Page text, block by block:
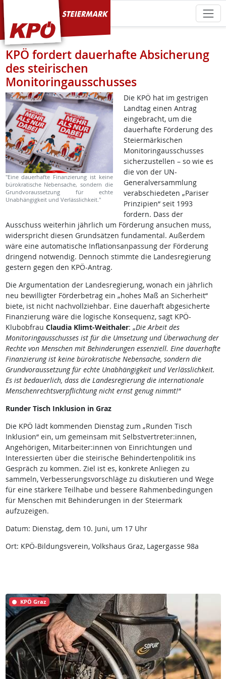
KPÖ Steiermark
KPÖ fordert dauerhafte Absicherung
des steirischen
Monitoringausschusses
"Eine dauerhafte Finanzierung ist keine
bürokratische Nebensache, sondern die
Grundvoraussetzung für echte
Unabhängigkeit und Verlässlichkeit."
Die KPÖ hat im gestrigen
Landtag einen Antrag
eingebracht, um die
dauerhafte Förderung des
Steiermärkischen
Monitoringausschusses
sicherzustellen – so wie es
die von der UN-
Generalversammlung
verabschiedeten „Pariser
Prinzipien“ seit 1993
fordern. Dass der
Ausschuss weiterhin jährlich um Förderung ansuchen muss,
widerspricht diesen Grundsätzen fundamental. Außerdem
wäre eine automatische Inflationsanpassung der Förderung
dringend notwendig. Dennoch stimmte die Landesregierung
gestern gegen den KPÖ-Antrag.
Die Argumentation der Landesregierung, wonach ein jährlich
neu bewilligter Förderbetrag ein „hohes Maß an Sicherheit“
biete, ist nicht nachvollziehbar. Eine dauerhaft abgesicherte
Finanzierung wäre die logische Konsequenz, sagt KPÖ-
Klubobfrau Claudia Klimt-Weithaler: „Die Arbeit des
Monitoringausschusses ist für die Umsetzung und Überwachung der
Rechte von Menschen mit Behinderungen essenziell. Eine dauerhafte
Finanzierung ist keine bürokratische Nebensache, sondern die
Grundvoraussetzung für echte Unabhängigkeit und Verlässlichkeit.
Es ist bedauerlich, dass die Landesregierung die internationale
Menschenrechtsverpflichtung nicht ernst genug nimmt!“
Runder Tisch Inklusion in Graz
Die KPÖ lädt kommenden Dienstag zum „Runden Tisch
Inklusion“ ein, um gemeinsam mit Selbstvertreter:innen,
Angehörigen, Mitarbeiter:innen von Einrichtungen und
Interessierten über die steirische Behindertenpolitik ins
Gespräch zu kommen. Ziel ist es, konkrete Anliegen zu
sammeln, Verbesserungsvorschläge zu diskutieren und Wege
für eine stärkere Teilhabe und bessere Rahmenbedingungen
für Menschen mit Behinderungen in der Steiermark
aufzuzeigen.
Datum: Dienstag, dem 10. Juni, um 17 Uhr
Ort: KPÖ-Bildungsverein, Volkshaus Graz, Lagergasse 98a
KPÖ Graz